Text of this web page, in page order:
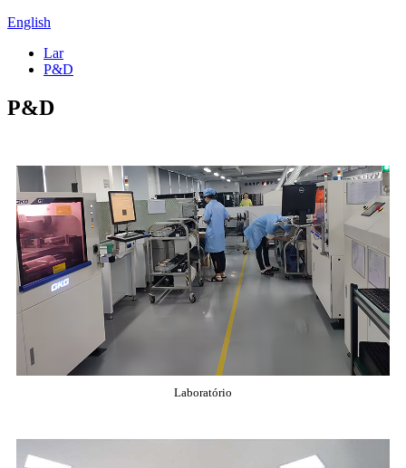
English
Lar
P&D
P&D
Laboratório